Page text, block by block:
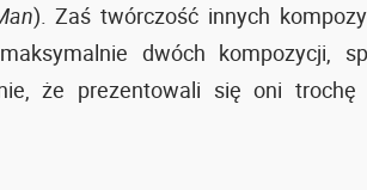
). Zaś twórczość innych
dwóch kompozycji,
że prezentowali się oni